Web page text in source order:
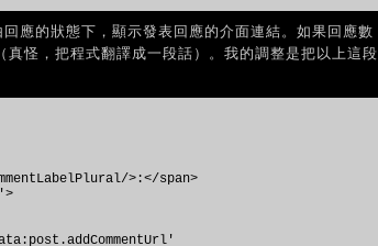
應的狀態下，顯示發表回應的介面連結。如果回應數
怪，把程式翻譯成一段話）。我的調整是把以上這段
>:</span>